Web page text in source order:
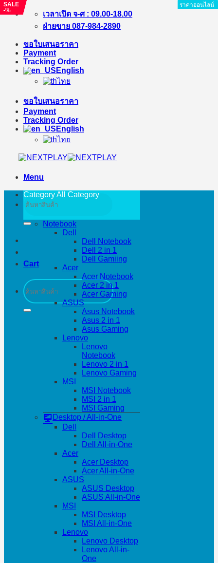
Skip
เวลาเปิด จ-ศ : 09.00-18.00
ฝ่ายขาย 087-984-2890
ขอใบเสนอราคา
Payment
Tracking Order
English
ไทย
ขอใบเสนอราคา
Payment
Tracking Order
English
ไทย
Menu
Search
for:
Cart
Search
for:
Category All Category
Notebook
Dell
Dell Notebook
Dell 2 in 1
Dell Gamiing
Acer
Acer Notebook
Acer 2 in 1
Acer Gaming
ASUS
Asus Notebook
Asus 2 in 1
Asus Gaming
Lenovo
Lenovo
Notebook
Lenovo 2 in 1
Lenovo Gaming
MSI
MSI Notebook
MSI 2 in 1
MSI Gaming
Desktop / All-in-One
Dell
Dell Desktop
Dell All-in-One
Acer
Acer Desktop
Acer All-in-One
ASUS
ASUS Desktop
ASUS All-in-One
MSI
MSI Desktop
MSI All-in-One
Lenovo
Lenovo Desktop
Lenovo All-in-
One
ราคาออนไลน์
SALE
-%
ราคาออนไลน์
SALE
-%
ราคาออนไลน์
ราคาออนไลน์
SALE
-%
ราคาออนไลน์
ราคาออนไลน์
ราคาออนไลน์
ราคาออนไลน์